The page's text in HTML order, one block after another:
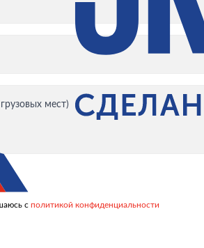
мест)
с политикой конфиденциальности